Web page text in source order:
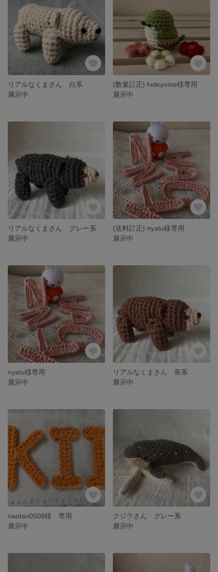
リアルなくまさん 白系
展示中
(数量訂正) hideyome様専用
展示中
リアルなくまさん グレー系
展示中
(送料訂正) nyatu様専用
展示中
nyatu様専用
展示中
リアルなくまさん 茶系
展示中
naotan0508様 専用
展示中
クジラさん グレー系
展示中